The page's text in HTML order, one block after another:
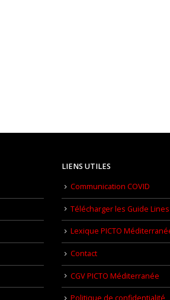
LIENS UTILES
Communication COVID
Télécharger les Guide Lines
Lexique PICTO
Contact
CGV PICTO Méditerranée